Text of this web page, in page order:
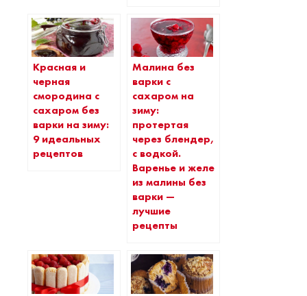
Красная и
черная
смородина с
сахаром без
варки на зиму:
9 идеальных
рецептов
Малина без
варки с
сахаром на
зиму:
протертая
через блендер,
с водкой.
Варенье и желе
из малины без
варки —
лучшие
рецепты